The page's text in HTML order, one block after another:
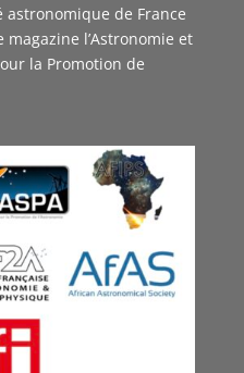
de France
magazine l’Astronomie et
la Promotion de